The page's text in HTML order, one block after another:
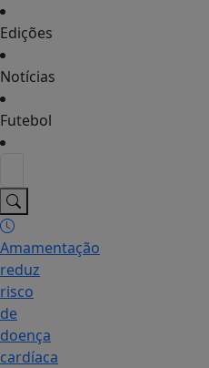
Edições
Notícias
Futebol
Amamentação
reduz
risco
de
doença
cardíaca